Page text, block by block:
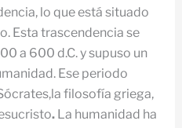
lo que está situado
Esta trascendencia se
a 600 d.C. y supuso un
Ese periodo
filosofía griega,
. La humanidad ha